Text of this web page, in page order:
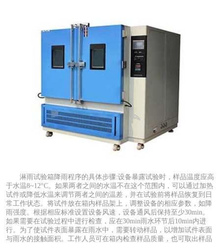
淋雨试验箱降雨程序的具体步骤:设备暴露试验时，样品温度应高
于水温8~12°C。如果两者之间的水温不在这个范围内，可以通过加热
试件或降低水温来调节两者之间的温差，并在试验前将样品恢复到日
常工作状态。将试件放在箱内样品架上，调整设备的相应参数，如降
雨强度。根据相应标准设置设备风速，设备通风后保持至少30min。
如果需要在试验过程中进行检查，应在30min雨水环节后10min内进
行。为了使试件表面暴露在雨水中，需要转动样品，以增加试件表面
与雨水的接触面积。工作人员可在箱内检查样品质量，也可取出样品